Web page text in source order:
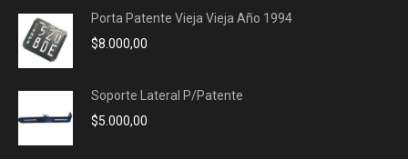
Porta Patente Vieja Vieja Año 1994
$8.000,00
Soporte Lateral P/Patente
$5.000,00